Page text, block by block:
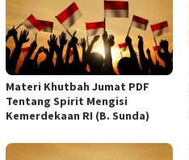
Materi Khutbah Jumat PDF
Tentang Spirit Mengisi
Kemerdekaan RI (B. Sunda)